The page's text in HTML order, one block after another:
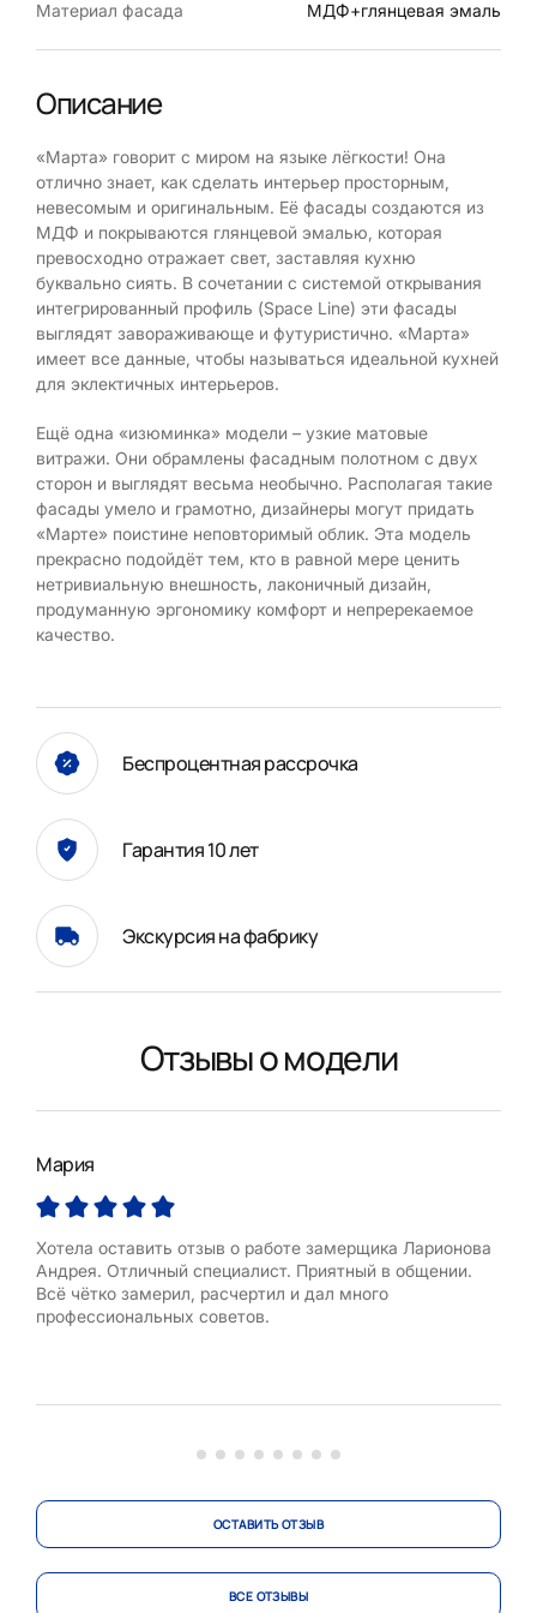
Материал фасада МДФ+глянцевая эмаль
Описание
«Марта» говорит с миром на языке лёгкости! Она
отлично знает, как сделать интерьер просторным,
невесомым и оригинальным. Её фасады создаются из
МДФ и покрываются глянцевой эмалью, которая
превосходно отражает свет, заставляя кухню
буквально сиять. В сочетании с системой открывания
интегрированный профиль (Space Line) эти фасады
выглядят завораживающе и футуристично. «Марта»
имеет все данные, чтобы называться идеальной кухней
для эклектичных интерьеров.
Ещё одна «изюминка» модели – узкие матовые
витражи. Они обрамлены фасадным полотном с двух
сторон и выглядят весьма необычно. Располагая такие
фасады умело и грамотно, дизайнеры могут придать
«Марте» поистине неповторимый облик. Эта модель
прекрасно подойдёт тем, кто в равной мере ценить
нетривиальную внешность, лаконичный дизайн,
продуманную эргономику комфорт и непререкаемое
качество.
Беспроцентная рассрочка
Гарантия 10 лет
Экскурсия на фабрику
Отзывы о модели
Мария
Хотела оставить отзыв о работе замерщика Ларионова
Андрея. Отличный специалист. Приятный в общении.
Всё чётко замерил, расчертил и дал много
профессиональных советов.
ОСТАВИТЬ ОТЗЫВ
ВСЕ ОТЗЫВЫ